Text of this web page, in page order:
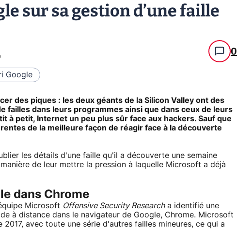
sur sa gestion d’une faille
0
Google
des piques : les deux géants de la Silicon Valley ont des
failles dans leurs programmes ainsi que dans ceux de leurs
à petit, Internet un peu plus sûr face aux hackers. Sauf que
de la meilleure façon de réagir face à la découverte
les détails d'une faille qu'il a découverte une semaine
de leur mettre la pression à laquelle Microsoft a déjà
dans Chrome
Microsoft Offensive Security Researcha identifié une
à distance dans le navigateur de Google, Chrome. Microsoft
avec toute une série d'autres failles mineures, ce qui a